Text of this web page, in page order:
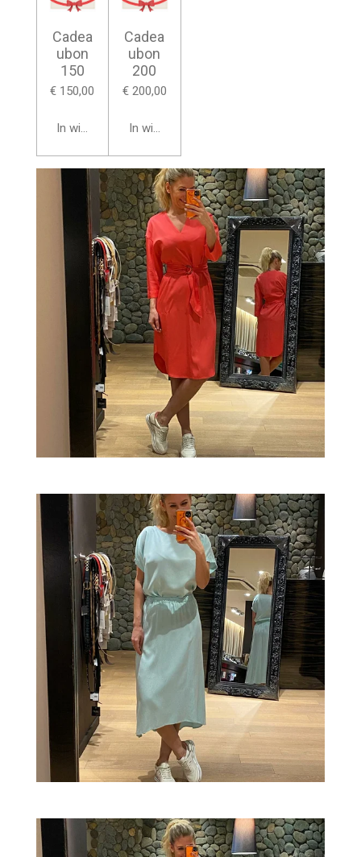
Cadea
ubon
150
€ 150,00
In winkelwagen
Cadea
ubon
200
€ 200,00
In winkelwagen